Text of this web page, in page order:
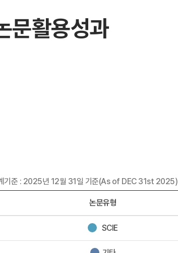
문활용성과
기준 : 2025년 12월 31일 기준(As of DEC 31st 2025)
논문유형
SCIE